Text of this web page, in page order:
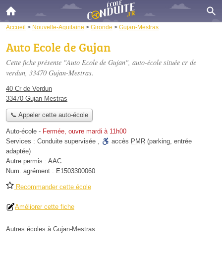
Accueil > Nouvelle-Aquitaine > Gironde > Gujan-Mestras
Auto Ecole de Gujan
Cette fiche présente "Auto Ecole de Gujan", auto-école située cr de
verdun, 33470 Gujan-Mestras.
40 Cr de Verdun
33470 Gujan-Mestras
📞 Appeler cette auto-école
Auto-école - Fermée, ouvre mardi à 11h00
Services : Conduite supervisée , accès PMR (parking, entrée
adaptée)
Autre permis : AAC
Num. agrément : E1503300060
Recommander cette école
Améliorer cette fiche
Autres écoles à Gujan-Mestras